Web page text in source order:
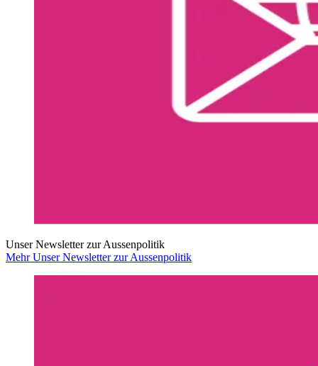
Unser Newsletter zur Aussenpolitik
Mehr Unser Newsletter zur Aussenpolitik